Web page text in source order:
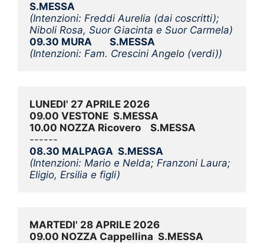
S.MESSA
(Intenzioni: Freddi Aurelia (dai coscritti);
Niboli Rosa, Suor Giacinta e Suor Carmela)
09.30 MURA
S.MESSA
(Intenzioni: Fam. Crescini Angelo (verdi))
LUNEDI' 27 APRILE 2026
09.00 VESTONE  S.MESSA
10.00 NOZZA Ricovero    S.MESSA
------
08.30 MALPAGA  S.MESSA
(Intenzioni: Mario e Nelda; Franzoni Laura;
Eligio, Ersilia e figli)
MARTEDI' 28 APRILE 2026
09.00 NOZZA Cappellina  S.MESSA